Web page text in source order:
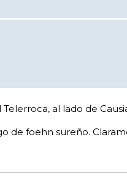
al lado de
de foehn sureño.